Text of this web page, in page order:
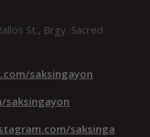
St., Brgy. Sacred
saksingayon
saksinga